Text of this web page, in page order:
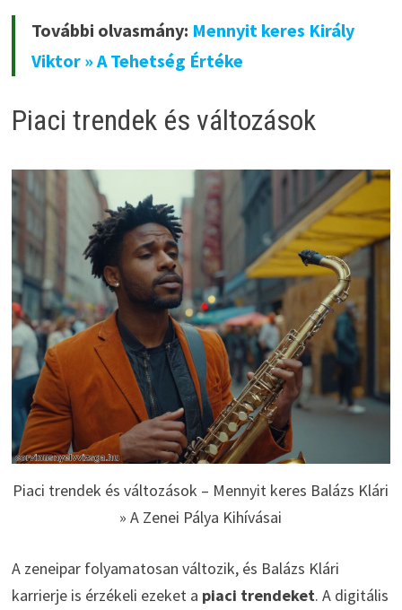
További olvasmány: Mennyit keres Király
Viktor » A Tehetség Értéke
Piaci trendek és változások
Piaci trendek és változások – Mennyit keres Balázs Klári
» A Zenei Pálya Kihívásai
A zeneipar folyamatosan változik, és Balázs Klári
karrierje is érzékeli ezeket a piaci trendeket. A digitális